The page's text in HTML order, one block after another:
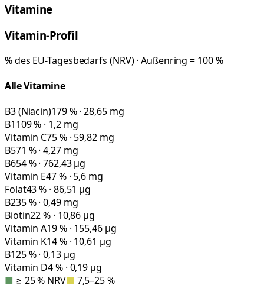
Vitamine
Vitamin-Profil
% des EU-Tagesbedarfs (NRV) · Außenring = 100 %
Alle Vitamine
B3 (Niacin)179 % · 28,65 mg
B1109 % · 1,2 mg
Vitamin C75 % · 59,82 mg
B571 % · 4,27 mg
B654 % · 762,43 µg
Vitamin E47 % · 5,6 mg
Folat43 % · 86,51 µg
B235 % · 0,49 mg
Biotin22 % · 10,86 µg
Vitamin A19 % · 155,46 µg
Vitamin K14 % · 10,61 µg
B125 % · 0,13 µg
Vitamin D4 % · 0,19 µg
■ ≥ 25 % NRV■ 7,5–25 %